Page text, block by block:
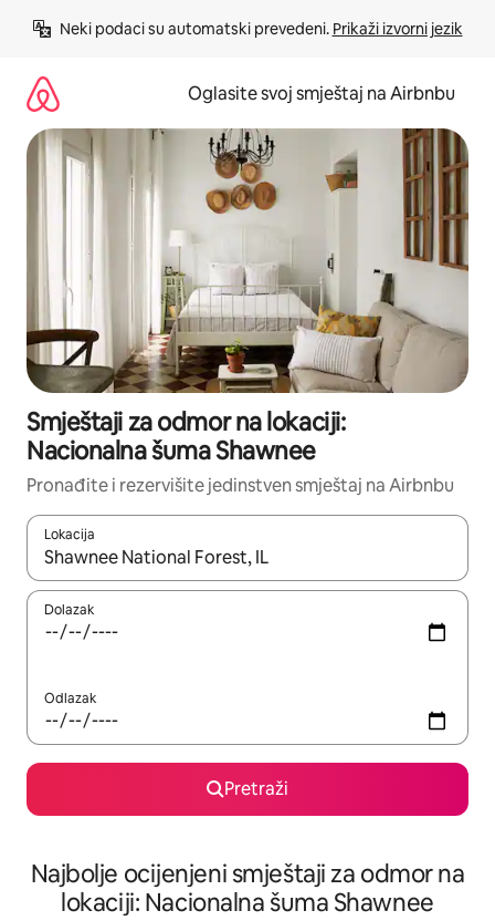
Neki podaci su automatski prevedeni. Prikaži izvorni jezik
Oglasite svoj smještaj na Airbnbu
Smještaji za odmor na lokaciji:
Nacionalna šuma Shawnee
Pronađite i rezervišite jedinstven smještaj na Airbnbu
Lokacija
Kad rezultati budu dostupni, krećite se gore i dolje pomoću
Dolazak
Odlazak
Pretraži
Najbolje ocijenjeni smještaji za odmor na
lokaciji: Nacionalna šuma Shawnee